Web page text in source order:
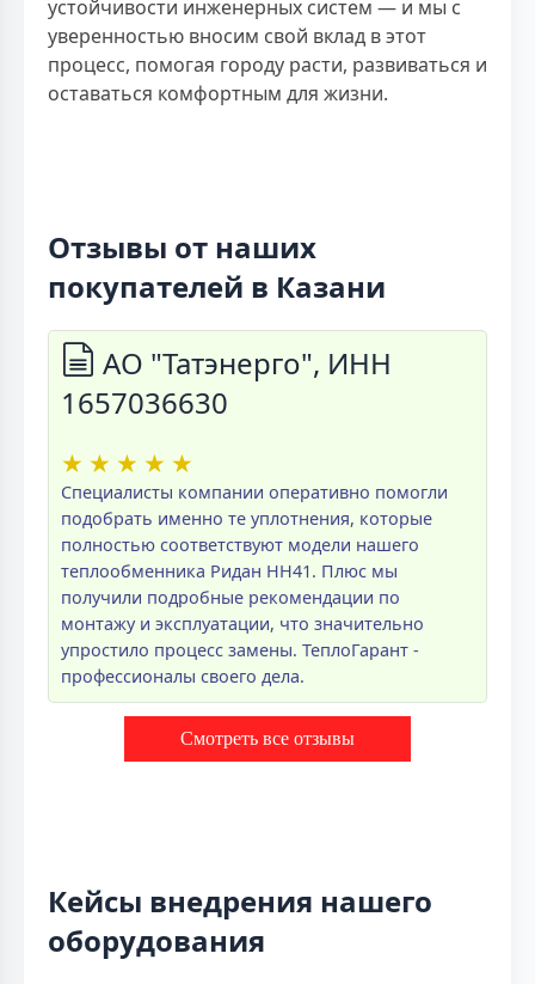
устойчивости инженерных систем — и мы с
уверенностью вносим свой вклад в этот
процесс, помогая городу расти, развиваться и
оставаться комфортным для жизни.
Отзывы от наших
покупателей в Казани
АО "Татэнерго", ИНН
1657036630
★ ★ ★ ★ ★
Специалисты компании оперативно помогли
подобрать именно те уплотнения, которые
полностью соответствуют модели нашего
теплообменника Ридан НН41. Плюс мы
получили подробные рекомендации по
монтажу и эксплуатации, что значительно
упростило процесс замены. ТеплоГарант -
профессионалы своего дела.
Смотреть все отзывы
Кейсы внедрения нашего
оборудования